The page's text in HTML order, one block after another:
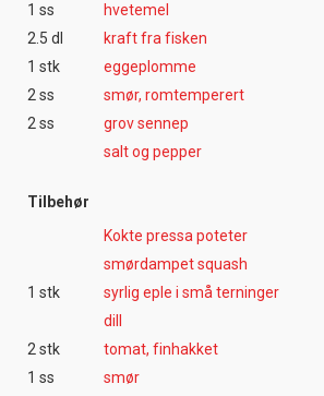
1 ss
hvetemel
2.5 dl
kraft fra fisken
1 stk
eggeplomme
2 ss
smør, romtemperert
2 ss
grov sennep
salt og pepper
Tilbehør
Kokte pressa poteter
smørdampet squash
1 stk
syrlig eple i små terninger
dill
2 stk
tomat, finhakket
1 ss
smør